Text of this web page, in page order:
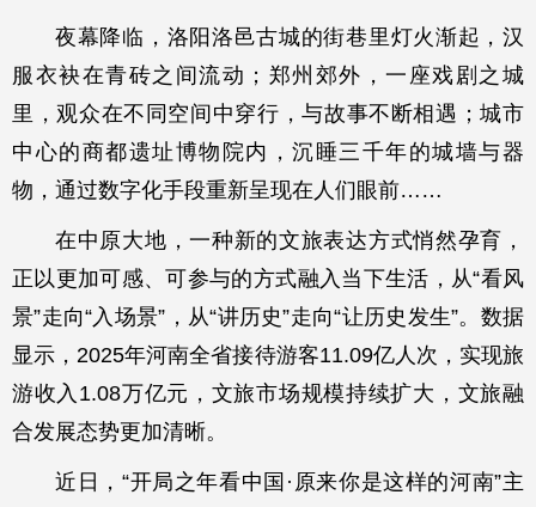
夜幕降临，洛阳洛邑古城的街巷里灯火渐起，汉
服衣袂在青砖之间流动；郑州郊外，一座戏剧之城
里，观众在不同空间中穿行，与故事不断相遇；城市
中心的商都遗址博物院内，沉睡三千年的城墙与器
物，通过数字化手段重新呈现在人们眼前……
在中原大地，一种新的文旅表达方式悄然孕育，
正以更加可感、可参与的方式融入当下生活，从“看风
景”走向“入场景”，从“讲历史”走向“让历史发生”。数据
显示，2025年河南全省接待游客11.09亿人次，实现旅
游收入1.08万亿元，文旅市场规模持续扩大，文旅融
合发展态势更加清晰。
近日，“开局之年看中国·原来你是这样的河南”主